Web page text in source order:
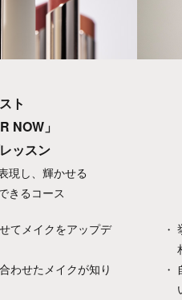
ト
NOW」
ッスン
現し、輝かせる
きるコース
てメイクをアップデ
わせたメイクが知り